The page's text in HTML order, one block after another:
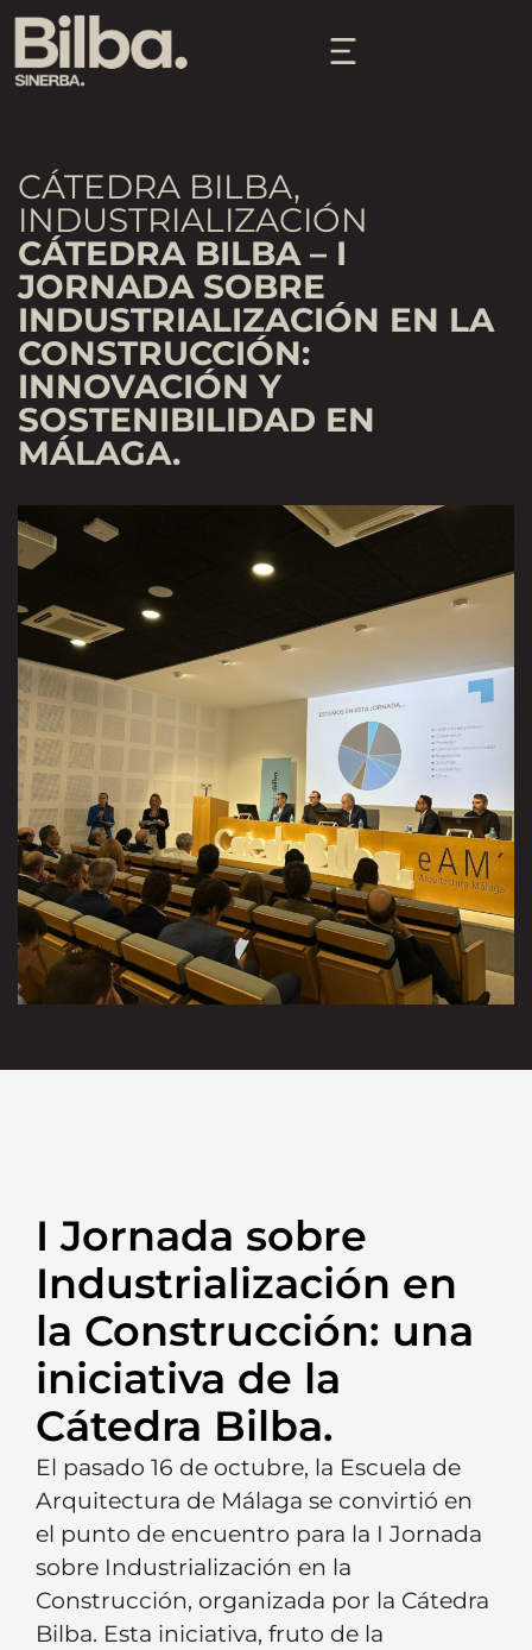
CÁTEDRA BILBA,
INDUSTRIALIZACIÓN
CÁTEDRA BILBA – I
JORNADA SOBRE
INDUSTRIALIZACIÓN EN LA
CONSTRUCCIÓN:
INNOVACIÓN Y
SOSTENIBILIDAD EN
MÁLAGA.
I Jornada sobre
Industrialización en
la Construcción: una
iniciativa de la
Cátedra Bilba.
El pasado 16 de octubre, la Escuela de
Arquitectura de Málaga se convirtió en
el punto de encuentro para la I Jornada
sobre Industrialización en la
Construcción, organizada por la Cátedra
Bilba. Esta iniciativa, fruto de la